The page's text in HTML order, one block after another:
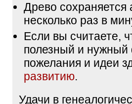
Древо сохраняется
несколько раз в
Если вы считаете,
полезный и
пожелания и идеи
развитию.
Удачи в